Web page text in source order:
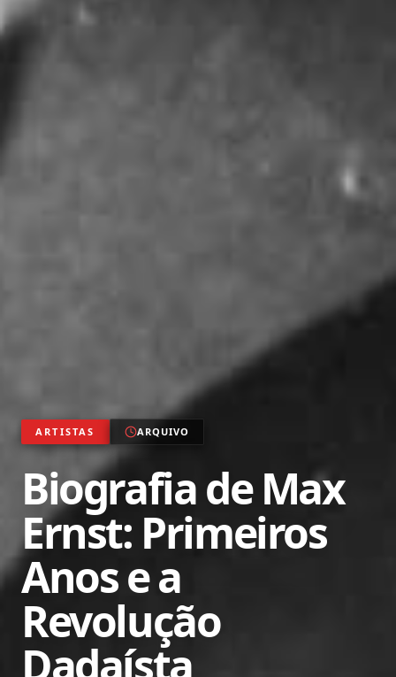
ARTISTAS ARQUIVO
Biografia de Max
Ernst: Primeiros
Anos e a
Revolução
Dadaísta